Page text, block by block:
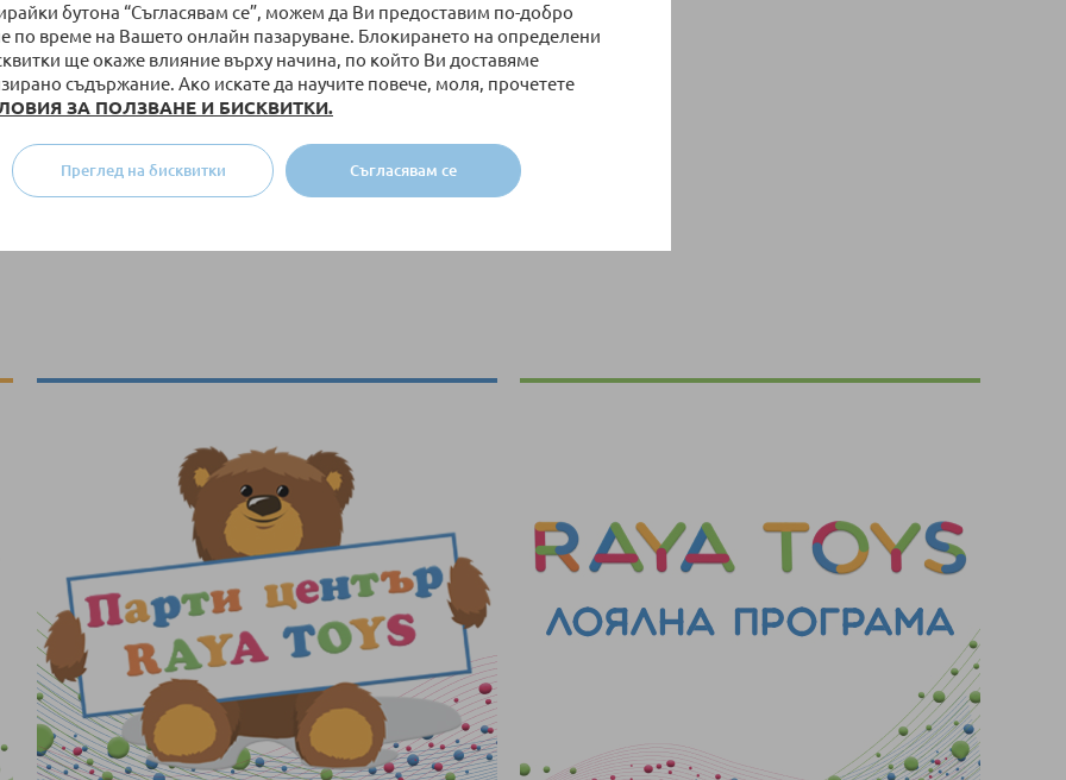
бутона “Съгласявам се”, можем да Ви предоставим по-добро
по време на Вашето онлайн пазаруване. Блокирането на определени
ще окаже влияние върху начина, по който Ви доставяме
съдържание. Ако искате да научите повече, моля, прочетете
ЗА ПОЛЗВАНЕ И БИСКВИТКИ.
Съгласявам се
Преглед на бисквитки